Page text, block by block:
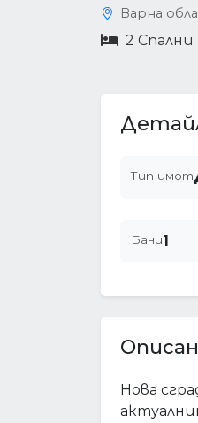
Варна
2 Спални
Тип имот
Бани1
Нова